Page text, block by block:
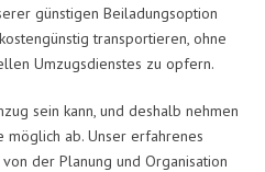
günstigen Beiladungsoption
transportieren, ohne
Umzugsdienstes zu opfern.
sein kann, und deshalb nehmen
ab. Unser erfahrenes
der Planung und Organisation